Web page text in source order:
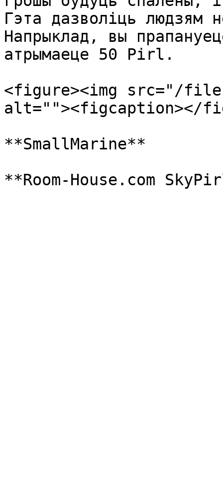
Гэта дазволіць людзям
Напрыклад, вы
атрымаеце 50 Pirl.
<figure><img src="/files/
alt=""><figcaption></
**SmallMarine**